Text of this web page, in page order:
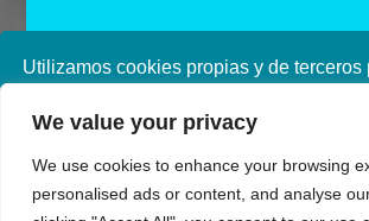
Utilizamos cookies propias y de terceros
navegando, consideramos que acepta su
política de cookies consulte nuestra
privacidad
We value your privacy
We use cookies to enhance your browsing
personalised ads or content, and analyse